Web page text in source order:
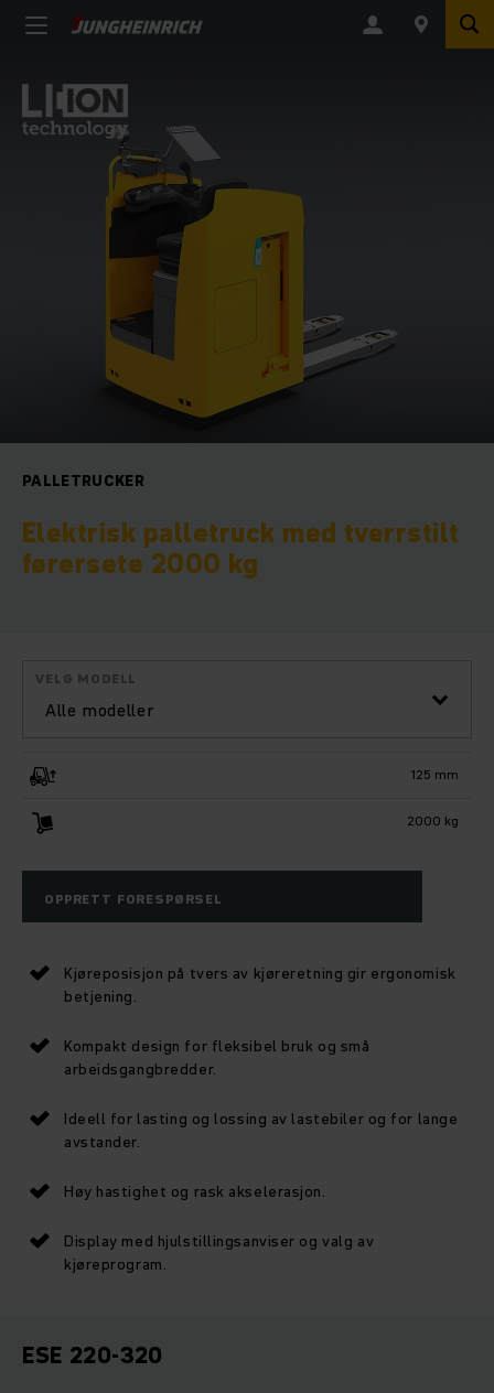
PALLETRUCKER
Elektrisk palletruck med tverrstilt
førersete 2000 kg
Alle modeller
VELG MODELL
125 mm
2000 kg
OPPRETT FORESPØRSEL
Kjøreposisjon på tvers av kjøreretning gir ergonomisk
betjening.
Kompakt design for fleksibel bruk og små
arbeidsgangbredder.
Ideell for lasting og lossing av lastebiler og for lange
avstander.
Høy hastighet og rask akselerasjon.
Display med hjulstillingsanviser og valg av
kjøreprogram.
ESE 220-320